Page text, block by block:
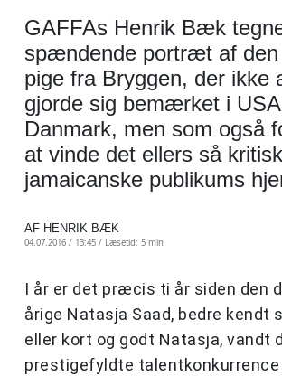
GAFFAs Henrik Bæk
spændende portræt af den
pige fra Bryggen, der ikke
gjorde sig bemærket i
Danmark, men som også
at vinde det ellers så
jamaicanske publikums
AF HENRIK BÆK
04.07.2016 / 13:45 / Læsetid: 5 min
I år er det præcis ti år siden den
årige Natasja Saad, bedre kendt
eller kort og godt Natasja, vandt
prestigefyldte talentkonkurrence